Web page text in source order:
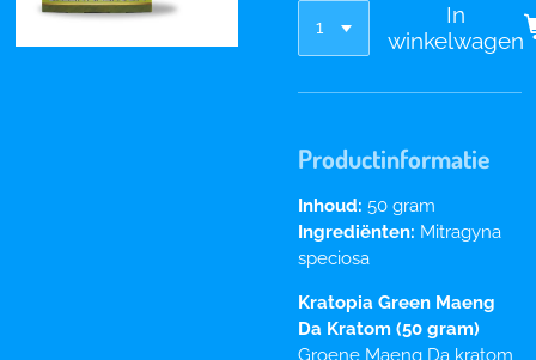
In
winkelwagen
Productinformatie
Inhoud: 50 gram
Ingrediënten: Mitragyna
speciosa
Kratopia Green Maeng
Da Kratom (50 gram)
Groene Maeng Da kratom